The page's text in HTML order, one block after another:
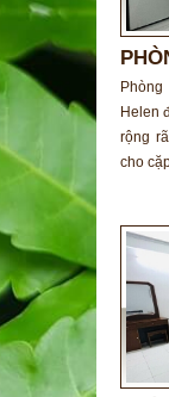
ĐÔI
Helen
rộng
cho